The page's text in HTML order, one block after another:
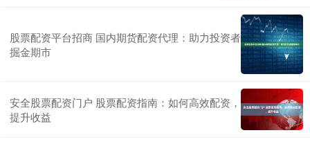
股票配资平台招商 国内期货配资代理：助力投资者
掘金期市
安全股票配资门户 股票配资指南：如何高效配资，
提升收益